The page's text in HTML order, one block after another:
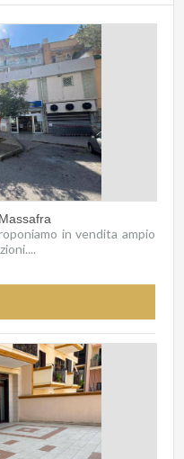
in vendita ampio